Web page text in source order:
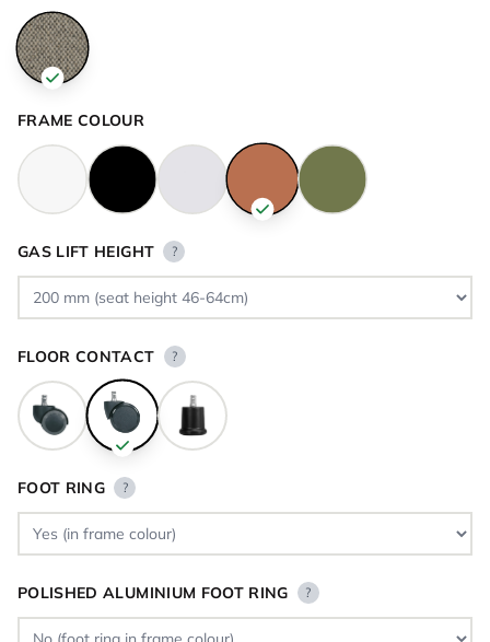
FRAME COLOUR
GAS LIFT HEIGHT ?
FLOOR CONTACT ?
FOOT RING ?
POLISHED ALUMINIUM FOOT RING ?